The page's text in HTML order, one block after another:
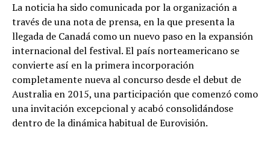
La noticia ha sido comunicada por la organización a
través de una nota de prensa, en la que presenta la
llegada de Canadá como un nuevo paso en la expansión
internacional del festival. El país norteamericano se
convierte así en la primera incorporación
completamente nueva al concurso desde el debut de
Australia en 2015, una participación que comenzó como
una invitación excepcional y acabó consolidándose
dentro de la dinámica habitual de Eurovisión.